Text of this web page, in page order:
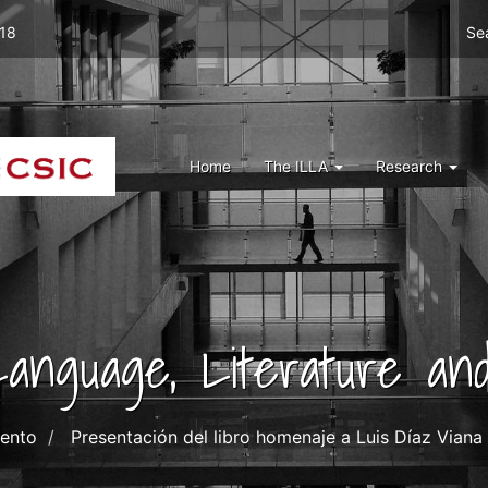
right
ILLA
Home The ILLA Research
Literature
Presentación del libro homenaje a Luis Díaz Viana